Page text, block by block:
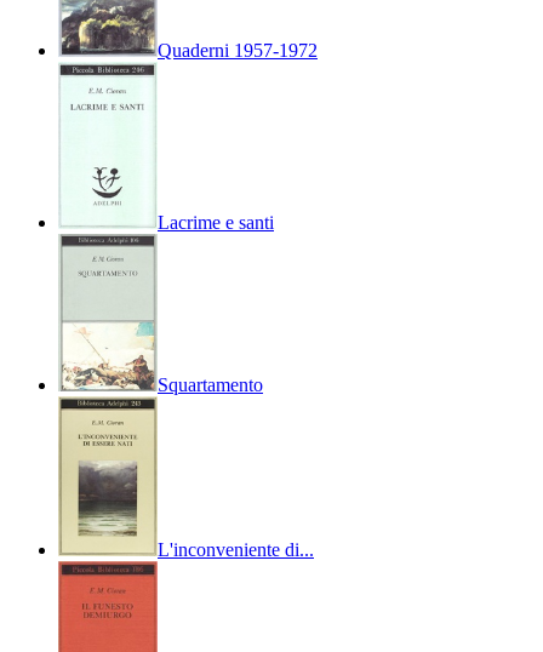
Quaderni 1957-1972
Lacrime e santi
Squartamento
L'inconveniente di...